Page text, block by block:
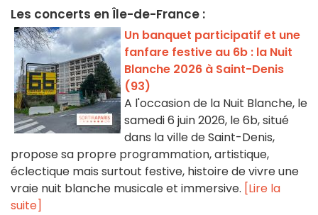
Les concerts en Île-de-France :
Un banquet participatif et une
fanfare festive au 6b : la Nuit
Blanche 2026 à Saint-Denis
(93)
A l'occasion de la Nuit Blanche, le
samedi 6 juin 2026, le 6b, situé
dans la ville de Saint-Denis,
propose sa propre programmation, artistique,
éclectique mais surtout festive, histoire de vivre une
vraie nuit blanche musicale et immersive. [Lire la
suite]